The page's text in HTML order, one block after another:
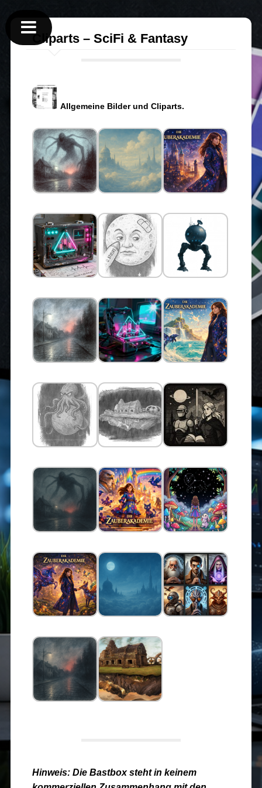
Cliparts – SciFi & Fantasy
Allgemeine Bilder und Cliparts.
Hinweis: Die Bastbox steht in keinem